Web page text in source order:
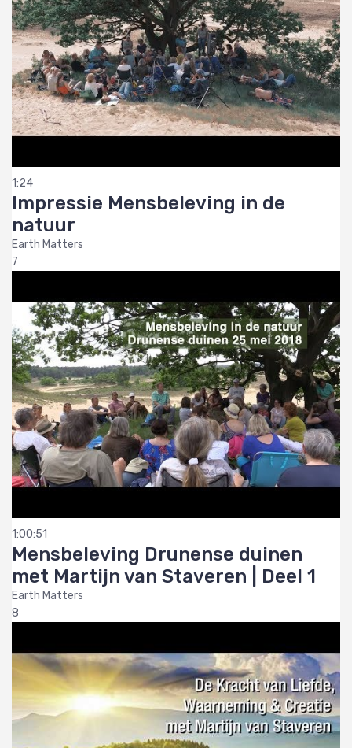
1:24
Impressie Mensbeleving in de
natuur
Earth Matters
7
1:00:51
Mensbeleving Drunense duinen
met Martijn van Staveren | Deel 1
Earth Matters
8